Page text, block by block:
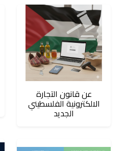
عن قانون التجارة
الالكترونية الفلسطيني
الجديد